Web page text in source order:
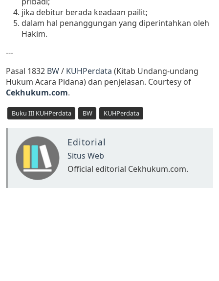
jika debitur berada keadaan pailit;
dalam hal penanggungan yang diperintahkan oleh
Hakim.
---
Pasal 1832 BW/ KUHPerdata (Kitab Undang-undang
Hukum Acara Pidana) dan penjelasan. Courtesy of
Cekhukum.com.
Buku III KUHPerdata BW KUHPerdata
Editorial
Situs Web
Official editorial Cekhukum.com.